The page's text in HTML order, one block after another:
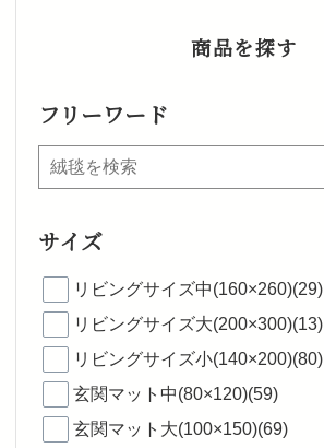
商品を探す
フリーワード
サイズ
リビングサイズ中(160×260)(29)
リビングサイズ大(200×300)(13)
リビングサイズ小(140×200)(80)
玄関マット中(80×120)(59)
玄関マット大(100×150)(69)